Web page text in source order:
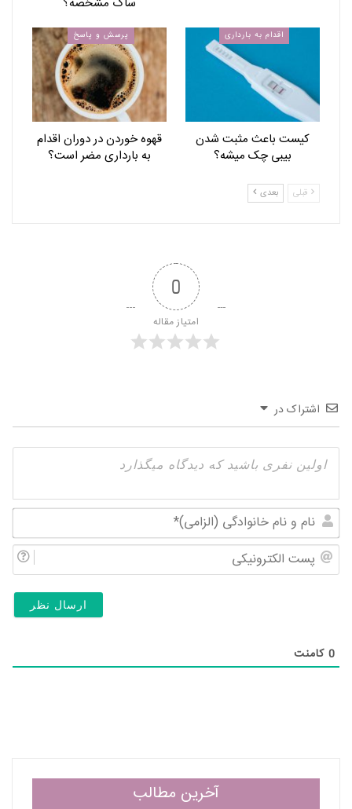
اقدام به بارداری
کیست باعث مثبت شدن
بیبی چک میشه؟
پرسش و پاسخ
قهوه خوردن در دوران اقدام
به بارداری مضر است؟
قبلی بعدی
0
امتیاز مقاله
اشتراک در
و
0 کامنت
آخرین مطالب